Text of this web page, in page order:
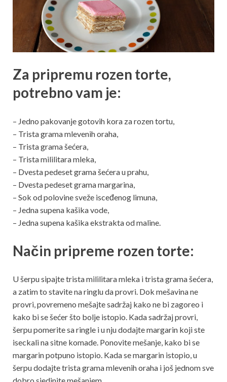
Za pripremu rozen torte,
potrebno vam je:
– Jedno pakovanje gotovih kora za rozen tortu,
– Trista grama mlevenih oraha,
– Trista grama šećera,
– Trista mililitara mleka,
– Dvesta pedeset grama šećera u prahu,
– Dvesta pedeset grama margarina,
– Sok od polovine sveže isceđenog limuna,
– Jedna supena kašika vode,
– Jedna supena kašika ekstrakta od maline.
Način pripreme rozen torte:
U šerpu sipajte trista mililitara mleka i trista grama šećera,
a zatim to stavite na ringlu da provri. Dok mešavina ne
provri, povremeno mešajte sadržaj kako ne bi zagoreo i
kako bi se šećer što bolje istopio. Kada sadržaj provri,
šerpu pomerite sa ringle i u nju dodajte margarin koji ste
iseckali na sitne komade. Ponovite mešanje, kako bi se
margarin potpuno istopio. Kada se margarin istopio, u
šerpu dodajte trista grama mlevenih oraha i još jednom sve